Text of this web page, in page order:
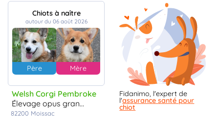
Chiots à naître
autour du 06 août 2026
Père Mère
Welsh Corgi Pembroke
élevage opus grande
82200 Moissac
Fidanimo, l'expert de
l'assurance santé pour
chiot